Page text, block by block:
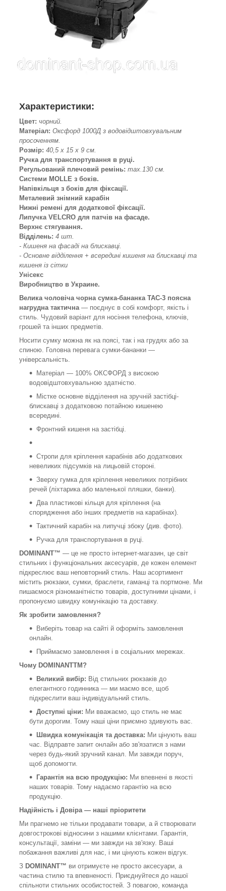
Характеристики:
Цвет: чорний.
Матеріал: Оксфорд 1000Д з водовідштовхувальним
просоченням.
Розмір: 40,5 х 15 х 9 см.
Ручка для транспортування в руці.
Регульований плечовий ремінь: max.130 см.
Системи MOLLE з боків.
Напівкільця з боків для фіксації.
Металевий знімний карабін
Нижні ремені для додаткової фіксації.
Липучка VELCRO для патчів на фасаде.
Верхнє стягування.
Відділень: 4 шт.
- Кишеня на фасаді на блискавці.
- Основне відділення + всередині кишеня на блискавці та
кишеня із сітки
Унісекс
Виробництво в Украине.
Велика чоловіча чорна сумка-бананка TAC-3 поясна
нагрудна тактична— поєднує в собі комфорт, якість і
стиль. Чудовий варіант для носіння телефона, ключів,
грошей та інших предметів.
Носити сумку можна як на поясі, так і на грудях або за
спиною. Головна перевага сумки-бананки —
універсальність.
Матеріал — 100% ОКСФОРД з високою
водовідштовхувальною здатністю.
Містке основне відділення на зручній застібці-
блискавці з додатковою потайною кишенею
всередині.
Фронтний кишеня на застібці.
Стропи для кріплення карабінів або додаткових
невеликих підсумків на лицьовій стороні.
Зверху гумка для кріплення невеликих потрібних
речей (ліхтарика або маленької пляшки, банки).
Два пластикові кільця для кріплення (на
спорядження або інших предметів на карабінах).
Тактичний карабін на липучці збоку (див. фото).
Ручка для транспортування в руці.
DOMINANT™ — це не просто інтернет-магазин, це світ
стильних і функціональних аксесуарів, де кожен елемент
підкреслює ваш неповторний стиль. Наш асортимент
містить рюкзаки, сумки, браслети, гаманці та портмоне. Ми
пишаємося різноманітністю товарів, доступними цінами, і
пропонуємо швидку комунікацію та доставку.
Як зробити замовлення?
Виберіть товар на сайті й оформіть замовлення
онлайн.
Приймаємо замовлення і в соціальних мережах.
Чому DOMINANTTM?
Великий вибір: Від стильних рюкзаків до
елегантного годинника — ми маємо все, щоб
підкреслити ваш індивідуальний стиль.
Доступні ціни: Ми вважаємо, що стиль не має
бути дорогим. Тому наші ціни приємно здивують вас.
Швидка комунікація та доставка: Ми цінують ваш
час. Відправте запит онлайн або зв'язатися з нами
через будь-який зручний канал. Ми завжди поруч,
щоб допомогти.
Гарантія на всю продукцію: Ми впевнені в якості
наших товарів. Тому надаємо гарантію на всю
продукцію.
Надійність і Довіра — наші пріоритети
Ми прагнемо не тільки продавати товари, а й створювати
довгострокові відносини з нашими клієнтами. Гарантія,
консультації, заміни — ми завжди на зв'язку. Ваші
побажання важливі для нас, і ми цінують кожен відгук.
З DOMINANT™ ви отримуєте не просто аксесуари, а
частина стилю та впевненості. Приєднуйтеся до нашої
спільноти стильних особистостей. З повагою, команда